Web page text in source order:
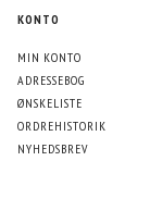
KONTO
MIN KONTO
ADRESSEBOG
ØNSKELISTE
ORDREHISTORIK
NYHEDSBREV